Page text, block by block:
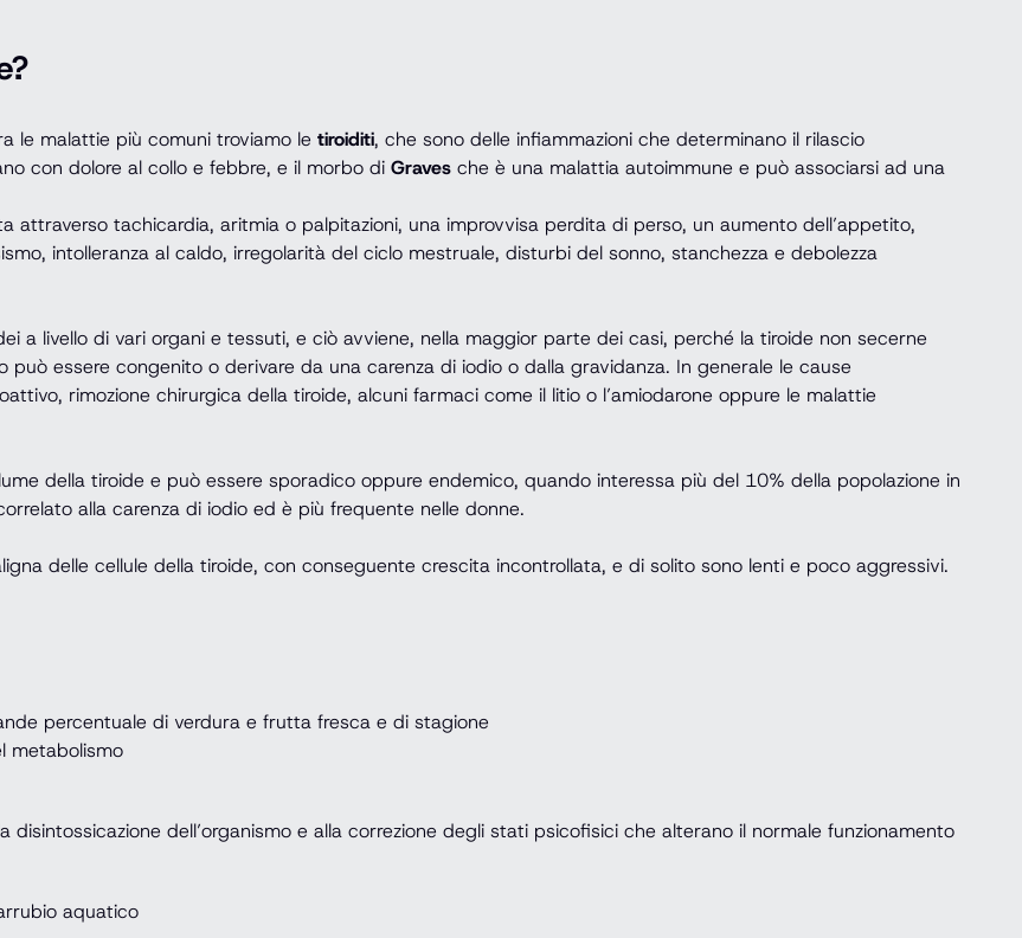
le malattie più comuni troviamo le tiroiditi, che sono delle infiammazioni che determinano il rilascio
con dolore al collo e febbre, e il morbo di Graves che è una malattia autoimmune e può associarsi ad una
attraverso tachicardia, aritmia o palpitazioni, una improvvisa perdita di perso, un aumento dell’appetito,
intolleranza al caldo, irregolarità del ciclo mestruale, disturbi del sonno, stanchezza e debolezza
a livello di vari organi e tessuti, e ciò avviene, nella maggior parte dei casi, perché la tiroide non secerne
può essere congenito o derivare da una carenza di iodio o dalla gravidanza. In generale le cause
rimozione chirurgica della tiroide, alcuni farmaci come il litio o l’amiodarone oppure le malattie
della tiroide e può essere sporadico oppure endemico, quando interessa più del 10% della popolazione in
alla carenza di iodio ed è più frequente nelle donne.
delle cellule della tiroide, con conseguente crescita incontrollata, e di solito sono lenti e poco aggressivi.
percentuale di verdura e frutta fresca e di stagione
metabolismo
dell’organismo e alla correzione degli stati psicofisici che alterano il normale funzionamento
aquatico